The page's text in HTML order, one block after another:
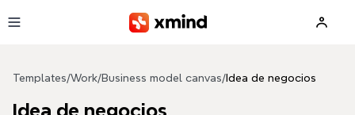
Templates/Work/Business model canvas/ Idea de negocios
Idea de negocios